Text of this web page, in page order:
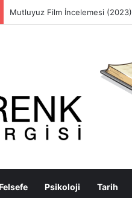
Mutluyuz Film İncelemesi (2023)
Psikoloji Tarih